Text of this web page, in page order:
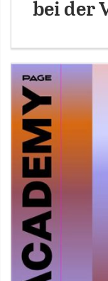
bei der